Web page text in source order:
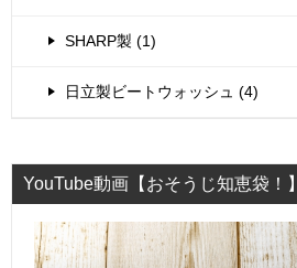
SHARP製 (1)
日立製ビートウォッシュ (4)
YouTube動画【おそうじ知恵袋！】